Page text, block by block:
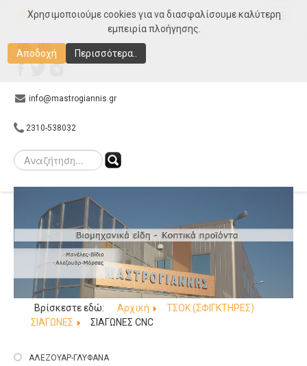
Χρησιμοποιούμε cookies για να διασφαλίσουμε καλύτερη
εμπειρία πλοήγησης.
Αποδοχή Περισσότερα..
MENU
Αρχική
Προϊόντα
Gallery
Επικοινωνία
info@mastrogiannis.gr
2310-538032
Βρίσκεστε εδώ: Αρχική
ΤΣΟΚ (ΣΦΙΓΚΤΗΡΕΣ)
ΣΙΑΓΩΝΕΣ
ΣΙΑΓΩΝΕΣ CNC
ΑΛΕΖΟΥΑΡ-ΓΛΥΦΑΝΑ